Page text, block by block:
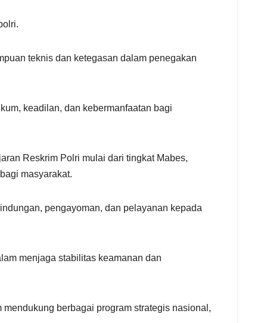
teknis dan ketegasan dalam penegakan
keadilan, dan kebermanfaatan bagi
Reskrim Polri mulai dari tingkat Mabes,
masyarakat.
pengayoman, dan pelayanan kepada
menjaga stabilitas keamanan dan
berbagai program strategis nasional,